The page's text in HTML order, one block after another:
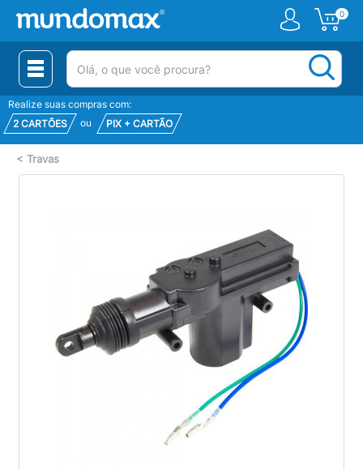
0
(pesquisar)
Realize suas compras com:
2 CARTÕES
ou PIX + CARTÃO
< Travas